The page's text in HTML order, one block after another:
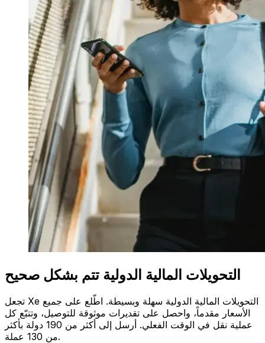
التحويلات المالية الدولية تتم بشكل صحيح
تجعل Xe التحويلات المالية الدولية سهلة وبسيطة. اطّلع على جميع
الأسعار مقدماً، واحصل على تقديرات موثوقة للتوصيل، وتتبّع كل
عملية نقل في الوقت الفعلي. أرسل إلى أكثر من 190 دولة بأكثر
من 130 عملة.